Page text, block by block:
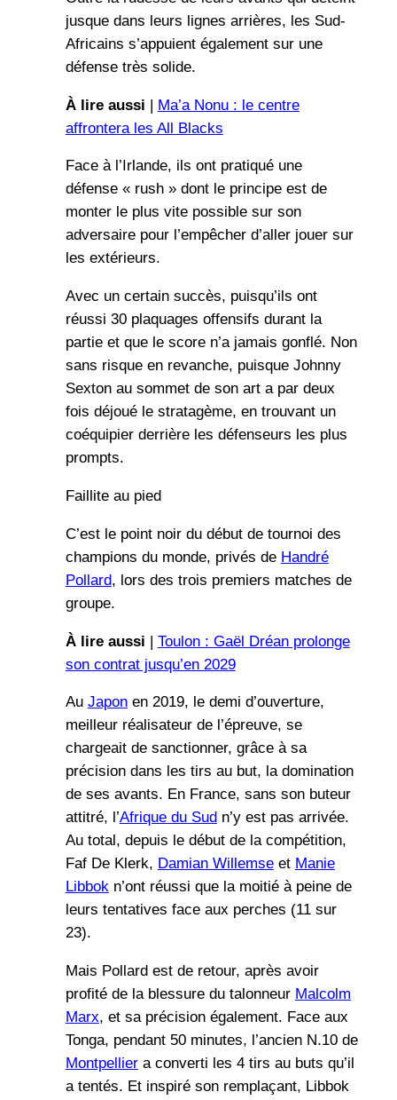
jusque dans leurs lignes arrières, les Sud-
Africains s’appuient également sur une
défense très solide.
À lire aussi | Ma’a Nonu : le centre
affrontera les All Blacks
Face à l’Irlande, ils ont pratiqué une
défense « rush » dont le principe est de
monter le plus vite possible sur son
adversaire pour l’empêcher d’aller jouer sur
les extérieurs.
Avec un certain succès, puisqu’ils ont
réussi 30 plaquages offensifs durant la
partie et que le score n’a jamais gonflé. Non
sans risque en revanche, puisque Johnny
Sexton au sommet de son art a par deux
fois déjoué le stratagème, en trouvant un
coéquipier derrière les défenseurs les plus
prompts.
Faillite au pied
C’est le point noir du début de tournoi des
champions du monde, privés de Handré
Pollard, lors des trois premiers matches de
groupe.
À lire aussi | Toulon : Gaël Dréan prolonge
son contrat jusqu’en 2029
Au Japonen 2019, le demi d’ouverture,
meilleur réalisateur de l’épreuve, se
chargeait de sanctionner, grâce à sa
précision dans les tirs au but, la domination
de ses avants. En France, sans son buteur
attitré, l’Afrique du Sud n’y est pas arrivée.
Au total, depuis le début de la compétition,
Faf De Klerk, Damian Willemseet Manie
Libbokn’ont réussi que la moitié à peine de
leurs tentatives face aux perches (11 sur
23).
Mais Pollard est de retour, après avoir
profité de la blessure du talonneur Malcolm
Marx, et sa précision également. Face aux
Tonga, pendant 50 minutes, l’ancien N.10 de
Montpelliera converti les 4 tirs au buts qu’il
a tentés. Et inspiré son remplaçant, Libbok